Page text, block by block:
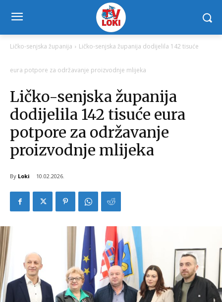
Ličko-senjska županija Ličko-senjska županija dodijelila 142 tisuće
eura potpore za održavanje proizvodnje mlijeka
Ličko-senjska županija
dodijelila 142 tisuće eura
potpore za održavanje
proizvodnje mlijeka
By Loki 10.02.2026.